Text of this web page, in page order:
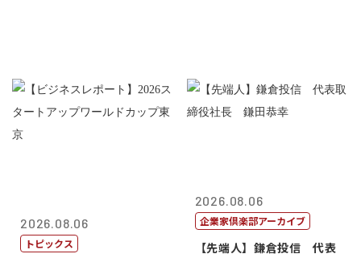
2026.08.06
トピックス
2026.08.06
企業家倶楽部アーカイブ
【先端人】鎌倉投信 代表